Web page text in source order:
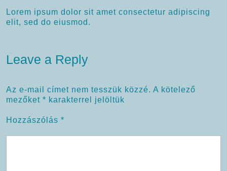
Lorem ipsum dolor sit amet consectetur adipiscing
elit, sed do eiusmod.
Leave a Reply
Az e-mail címet nem tesszük közzé. A kötelező
mezőket * karakterrel jelöltük
Hozzászólás *